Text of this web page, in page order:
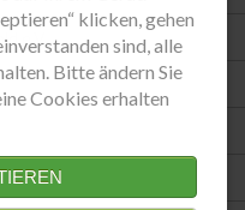
klicken, gehen
sind, alle
Bitte ändern Sie
Cookies erhalten
e.V.